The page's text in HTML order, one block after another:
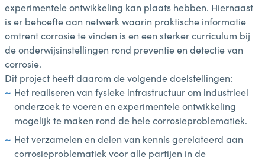
experimentele ontwikkeling kan plaats hebben. Hiernaast
is er behoefte aan netwerk waarin praktische informatie
omtrent corrosie te vinden is en een sterker curriculum bij
de onderwijsinstellingen rond preventie en detectie van
corrosie.
Dit project heeft daarom de volgende doelstellingen:
Het realiseren van fysieke infrastructuur om industrieel
onderzoek te voeren en experimentele ontwikkeling
mogelijk te maken rond de hele corrosieproblematiek.
Het verzamelen en delen van kennis gerelateerd aan
corrosieproblematiek voor alle partijen in de